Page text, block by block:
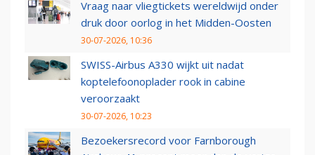
Vraag naar vliegtickets wereldwijd onder
druk door oorlog in het Midden-Oosten
30-07-2026, 10:36
SWISS-Airbus A330 wijkt uit nadat
koptelefoonoplader rook in cabine
veroorzaakt
30-07-2026, 10:23
Bezoekersrecord voor Farnborough